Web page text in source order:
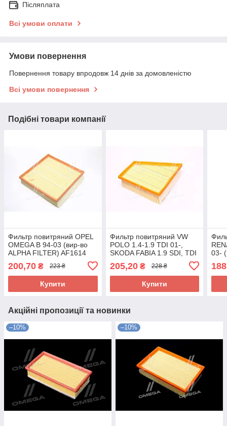
Післяплата
Всі умови оплати
Умови повернення
Повернення товару впродовж 14 днів за домовленістю
Всі умови повернення
Подібні товари компанії
Фильтр повитряний OPEL
OMEGA B 94-03 (вир-во
ALPHA FILTER) AF1614
200,70 ₴ 223 ₴
Купити
Фильтр повитряний VW
POLO 1.4-1.9 TDI 01-,
SKODA FABIA 1.9 SDI, TDI
FILTER) AF1883 UA58
205,20₴ 228 ₴
Купити
03-
Акційні пропозиції та новинки
–10% –10%